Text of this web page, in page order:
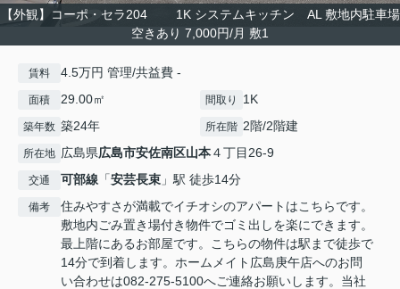
【外観】コーポ・セラ204 1K システムキッチン AL 敷地内駐車場
空きあり 7,000円/月 敷1
賃料 4.5万円 管理/共益費 -
面積 29.00㎡ 間取り 1K
築年数 築24年 所在階 2階/2階建
所在地 広島県広島市安佐南区山本４丁目26-9
交通 可部線 「安芸長束 」駅 徒歩14分
備考
住みやすさが満載でイチオシのアパートはこちらです。
敷地内ごみ置き場付き物件でゴミ出しを楽にできます。
最上階にあるお部屋です。こちらの物件は駅まで徒歩で
14分で到着します。ホームメイト広島庚午店へのお問
い合わせは082-275-5100へご連絡お願いします。当社